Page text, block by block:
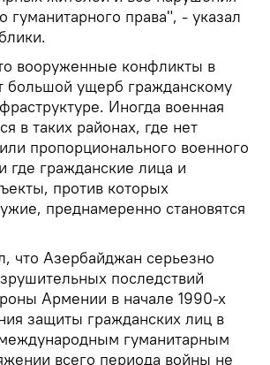
гуманитарного права", - указал
вооруженные конфликты в
большой ущерб гражданскому
Иногда военная
в таких районах, где нет
пропорционального военного
где гражданские лица и
против которых
преднамеренно становятся
что Азербайджан серьезно
последствий
Армении в начале 1990-х
защиты гражданских лиц в
международным гуманитарным
всего периода войны не